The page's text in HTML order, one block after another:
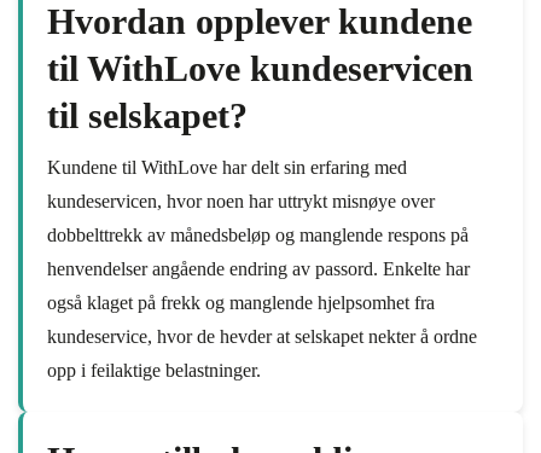
Hvordan opplever kundene
til WithLove kundeservicen
til selskapet?
Kundene til WithLove har delt sin erfaring med
kundeservicen, hvor noen har uttrykt misnøye over
dobbelttrekk av månedsbeløp og manglende respons på
henvendelser angående endring av passord. Enkelte har
også klaget på frekk og manglende hjelpsomhet fra
kundeservice, hvor de hevder at selskapet nekter å ordne
opp i feilaktige belastninger.